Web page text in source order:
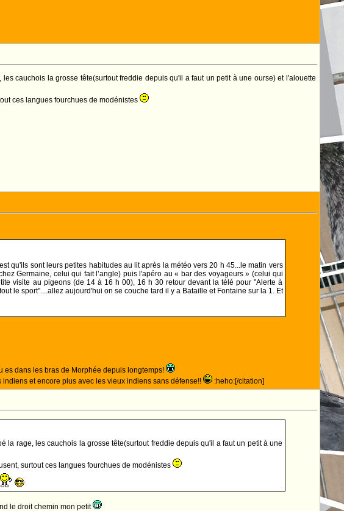
cauchois la grosse tête(surtout freddie depuis qu'il a faut un petit à une ourse) et l'alouette
ces langues fourchues de modénistes
qu'ils sont leurs petites habitudes au lit après la météo vers 20 h 45...le matin vers
Germaine, celui qui fait l’angle) puis l'apéro au « bar des voyageurs » (celui qui
visite au pigeons (de 14 à 16 h 00), 16 h 30 retour devant la télé pour "Alerte à
le sport"....allez aujourd'hui on se couche tard il y a Bataille et Fontaine sur la 1. Et
es dans les bras de Morphée depuis longtemps!
et encore plus avec les vieux indiens sans défense!!
:heho:[/citation]
rage, les cauchois la grosse tête(surtout freddie depuis qu'il a faut un petit à une
surtout ces langues fourchues de modénistes
le droit chemin mon petit